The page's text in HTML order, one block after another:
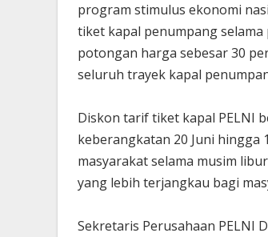
program stimulus ekonomi
tiket kapal penumpang
potongan harga sebesar 30
seluruh trayek kapal
Diskon tarif tiket kapal PELNI
keberangkatan 20 Juni hingga
masyarakat selama musim
yang lebih terjangkau bagi
Sekretaris Perusahaan PELNI